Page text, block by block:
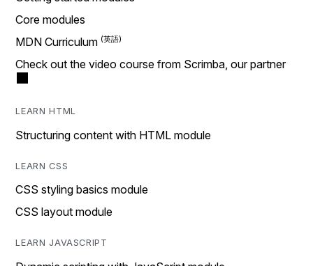
Core modules
MDN Curriculum
Check out the video course from Scrimba, our partner
LEARN HTML
Structuring content with HTML module
LEARN CSS
CSS styling basics module
CSS layout module
LEARN JAVASCRIPT